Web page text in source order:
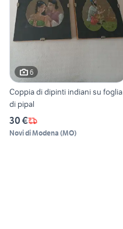
6
Coppia di dipinti indiani su foglia
di pipal
30 €
Novi di Modena (MO)